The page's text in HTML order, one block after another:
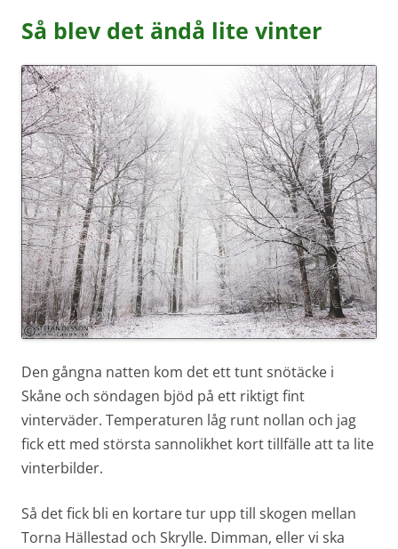
Så blev det ändå lite vinter
Den gångna natten kom det ett tunt snötäcke i
Skåne och söndagen bjöd på ett riktigt fint
vinterväder. Temperaturen låg runt nollan och jag
fick ett med största sannolikhet kort tillfälle att ta lite
vinterbilder.
Så det fick bli en kortare tur upp till skogen mellan
Torna Hällestad och Skrylle. Dimman, eller vi ska